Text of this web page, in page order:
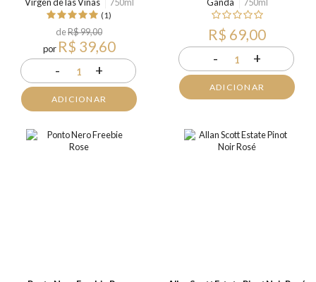
(1)
deR$ 99,00
por R$ 39,60
- 1 +
ADICIONAR
R$ 69,00
- 1 +
ADICIONAR